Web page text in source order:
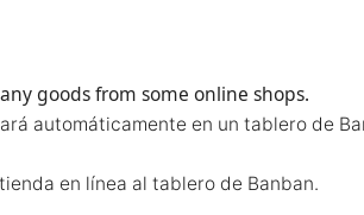
goods from some online shops.
automáticamente en un tablero de
en línea al tablero de Banban.